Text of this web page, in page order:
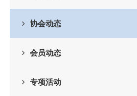
· 习近平：坚持和落
· 中国-东盟海产品
协会动态
会员动态
专项活动